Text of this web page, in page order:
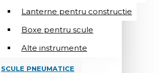
Lanterne pentru constructie
Boxe pentru scule
Alte instrumente
SCULE PNEUMATICE